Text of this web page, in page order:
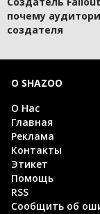
почему
создателя
О SHAZOO
О Нас
Главная
Реклама
Контакты
Этикет
Помощь
RSS
Сообщить об